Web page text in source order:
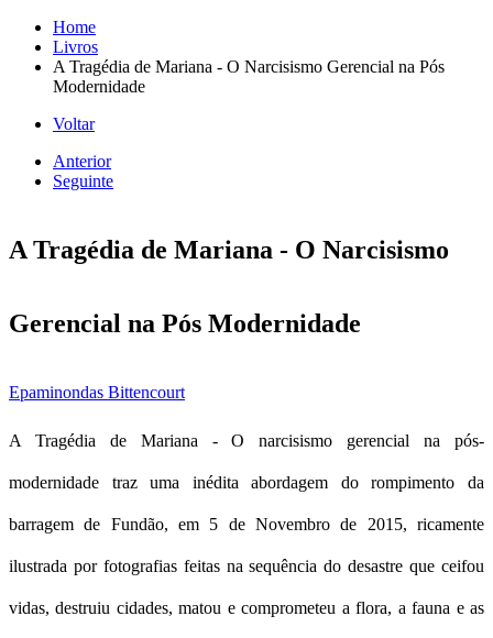
Home
Livros
A Tragédia de Mariana - O Narcisismo Gerencial na Pós
Modernidade
Voltar
Anterior
Seguinte
A Tragédia de Mariana - O Narcisismo
Gerencial na Pós Modernidade
Epaminondas Bittencourt
A Tragédia de Mariana - O narcisismo gerencial na pós-
modernidade traz uma inédita abordagem do rompimento da
barragem de Fundão, em 5 de Novembro de 2015, ricamente
ilustrada por fotografias feitas na sequência do desastre que ceifou
vidas, destruiu cidades, matou e comprometeu a flora, a fauna e as